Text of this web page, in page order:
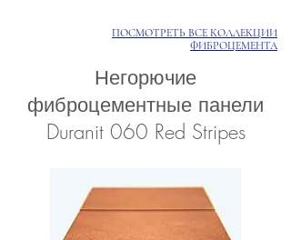
ПОСМОТРЕТЬ ВСЕ КОЛЛЕКЦИИ
ФИБРОЦЕМЕНТА
Негорючие
фиброцементные панели
Duranit 060 Red Stripes